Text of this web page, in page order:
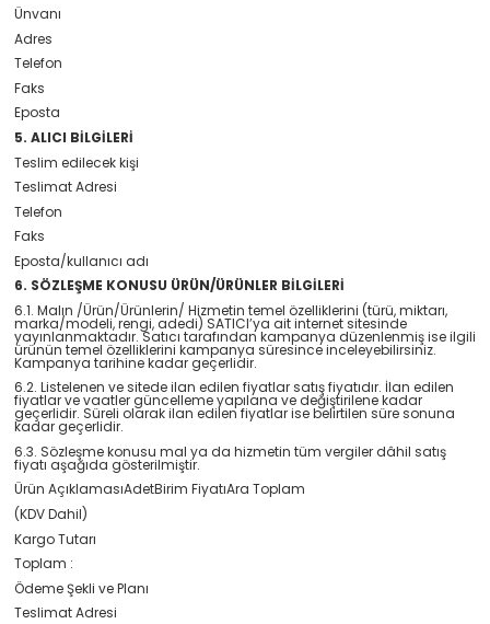
Ünvanı
Adres
Telefon
Faks
Eposta
5. ALICI BİLGİLERİ
Teslim edilecek kişi
Teslimat Adresi
Telefon
Faks
Eposta/kullanıcı adı
6. SÖZLEŞME KONUSU ÜRÜN/ÜRÜNLER BİLGİLERİ
6.1. Malın /Ürün/Ürünlerin/ Hizmetin temel özelliklerini (türü, miktarı,
marka/modeli, rengi, adedi) SATICI’ya ait internet sitesinde
yayınlanmaktadır. Satıcı tarafından kampanya düzenlenmiş ise ilgili
ürünün temel özelliklerini kampanya süresince inceleyebilirsiniz.
Kampanya tarihine kadar geçerlidir.
6.2. Listelenen ve sitede ilan edilen fiyatlar satış fiyatıdır. İlan edilen
fiyatlar ve vaatler güncelleme yapılana ve değiştirilene kadar
geçerlidir. Süreli olarak ilan edilen fiyatlar ise belirtilen süre sonuna
kadar geçerlidir.
6.3. Sözleşme konusu mal ya da hizmetin tüm vergiler dâhil satış
fiyatı aşağıda gösterilmiştir.
Ürün AçıklamasıAdetBirim FiyatıAra Toplam
(KDV Dahil)
Kargo Tutarı
Toplam :
Ödeme Şekli ve Planı
Teslimat Adresi